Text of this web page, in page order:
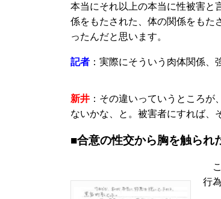
本当にそれ以上の本当に性被害と
係をもたされた、体の関係をもた
ったんだと思います。
記者 ：実際にそういう肉体関係
新井 ：その違いっていうところ
ないかな、と。被害者にすれば、
■合意の性交から胸を触られ
こ
行